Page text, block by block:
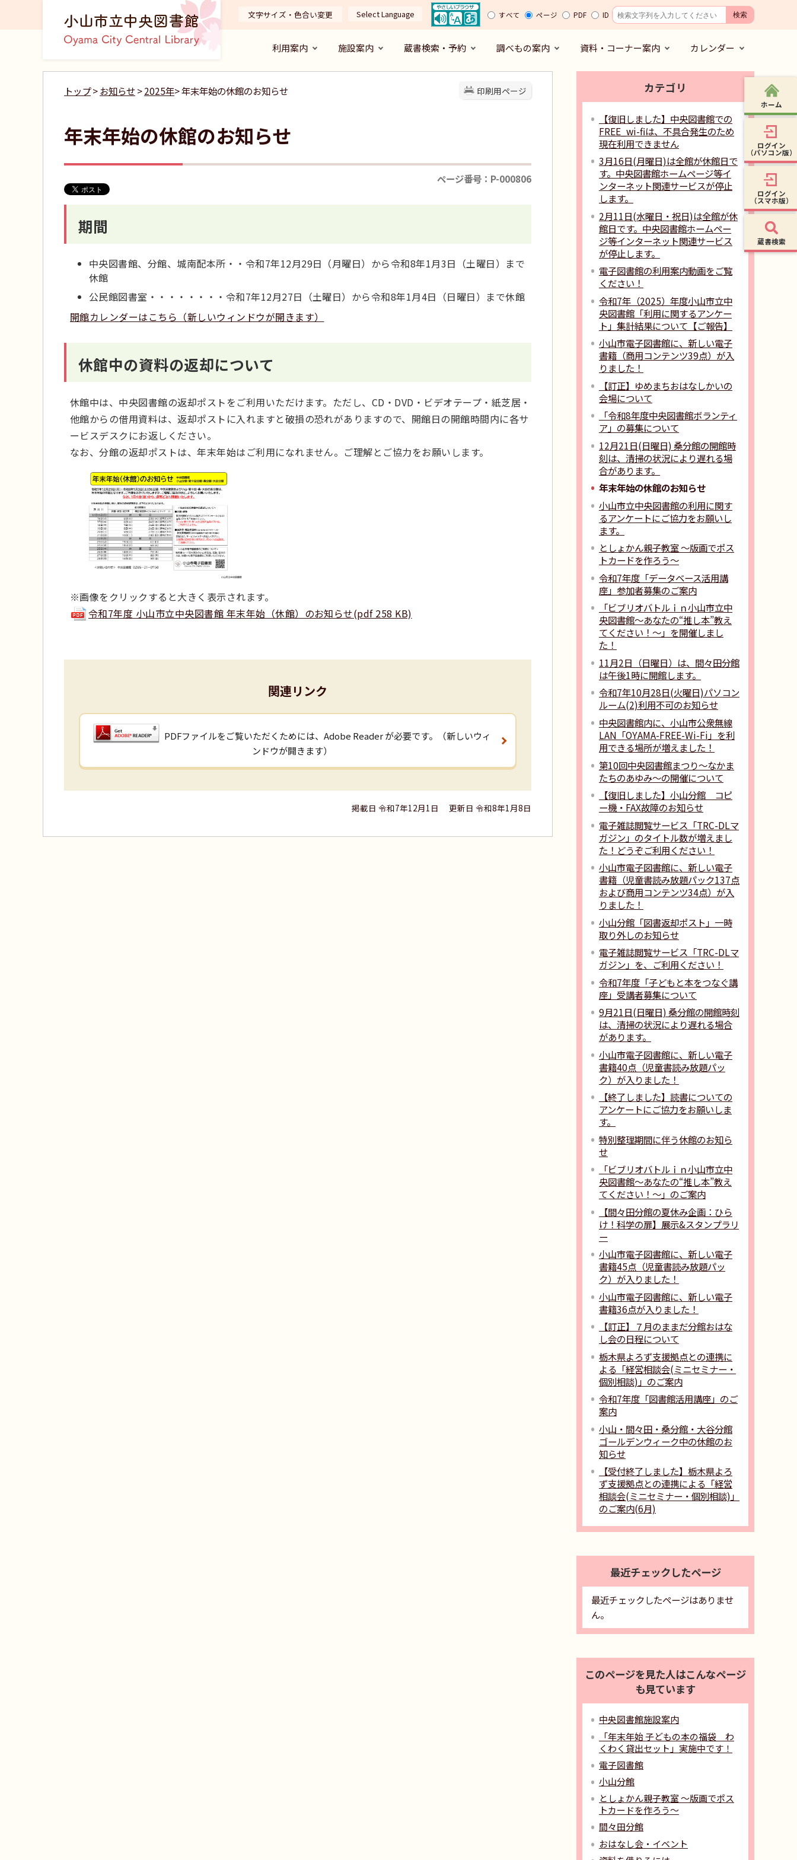
文字サイズ・色合い変更 Select Language すべて ページ PDF ID
利用案内 施設案内 蔵書検索・予約 調べもの案内 資料・コーナー案内 カレンダー
印刷用ページ
トップ>お知らせ>2025年> 年末年始の休館のお知らせ
年末年始の休館のお知らせ
ページ番号：P-000806
期間
中央図書館、分館、城南配本所・・令和7年12月29日（月曜日）から令和8年1月3日（土曜日）まで
休館
公民館図書室・・・・・・・・令和7年12月27日（土曜日）から令和8年1月4日（日曜日）まで休館
開館カレンダーはこちら（新しいウィンドウが開きます）
休館中の資料の返却について
休館中は、中央図書館の返却ポストをご利用いただけます。ただし、CD・DVD・ビデオテープ・紙芝居・
他館からの借用資料は、返却ポストに入れますと破損の恐れがありますので、開館日の開館時間内に各サ
ービスデスクにお返しください。
なお、分館の返却ポストは、年末年始はご利用になれません。ご理解とご協力をお願いします。
※画像をクリックすると大きく表示されます。
令和7年度 小山市立中央図書館 年末年始（休館）のお知らせ(pdf 258 KB)
関連リンク
PDFファイルをご覧いただくためには、Adobe Reader が必要です。（新しいウィ
ンドウが開きます）
掲載日 令和7年12月1日 更新日 令和8年1月8日
カテゴリ
【復旧しました】中央図書館での
FREE_wi-fiは、不具合発生のため
現在利用できません
3月16日(月曜日)は全館が休館日で
す。中央図書館ホームページ等イ
ンターネット関連サービスが停止
します。
2月11日(水曜日・祝日)は全館が休
館日です。中央図書館ホームペー
ジ等インターネット関連サービス
が停止します。
電子図書館の利用案内動画をご覧
ください！
令和7年（2025）年度小山市立中
央図書館「利用に関するアンケー
ト」集計結果について【ご報告】
小山市電子図書館に、新しい電子
書籍（商用コンテンツ39点）が入
りました！
【訂正】ゆめまちおはなしかいの
会場について
「令和8年度中央図書館ボランティ
ア」の募集について
12月21日(日曜日) 桑分館の開館時
刻は、清掃の状況により遅れる場
合があります。
年末年始の休館のお知らせ
小山市立中央図書館の利用に関す
るアンケートにご協力をお願いし
ます。
としょかん親子教室 ～版画でポス
トカードを作ろう～
令和7年度「データベース活用講
座」参加者募集のご案内
「ビブリオバトルｉｎ小山市立中
央図書館〜あなたの“推し本”教え
てください！〜」を開催しまし
た！
11月2日（日曜日）は、間々田分館
は午後1時に開館します。
令和7年10月28日(火曜日)パソコン
ルーム(2)利用不可のお知らせ
中央図書館内に、小山市公衆無線
LAN「OYAMA-FREE-Wi-Fi」を利
用できる場所が増えました！
第10回中央図書館まつり〜なかま
たちのあゆみ〜の開催について
【復旧しました】小山分館 コピ
ー機・FAX故障のお知らせ
電子雑誌閲覧サービス「TRC-DLマ
ガジン」のタイトル数が増えまし
た！どうぞご利用ください！
小山市電子図書館に、新しい電子
書籍（児童書読み放題パック137点
および商用コンテンツ34点）が入
りました！
小山分館「図書返却ポスト」一時
取り外しのお知らせ
電子雑誌閲覧サービス「TRC-DLマ
ガジン」を、ご利用ください！
令和7年度「子どもと本をつなぐ講
座」受講者募集について
9月21日(日曜日) 桑分館の開館時刻
は、清掃の状況により遅れる場合
があります。
小山市電子図書館に、新しい電子
書籍40点（児童書読み放題パッ
ク）が入りました！
【終了しました】読書についての
アンケートにご協力をお願いしま
す。
特別整理期間に伴う休館のお知ら
せ
「ビブリオバトルｉｎ小山市立中
央図書館〜あなたの“推し本”教え
てください！〜」のご案内
【間々田分館の夏休み企画：ひら
け！科学の扉】展示&スタンプラリ
ー
小山市電子図書館に、新しい電子
書籍45点（児童書読み放題パッ
ク）が入りました！
小山市電子図書館に、新しい電子
書籍36点が入りました！
【訂正】７月のままだ分館おはな
し会の日程について
栃木県よろず支援拠点との連携に
よる「経営相談会(ミニセミナー・
個別相談)」のご案内
令和7年度「図書館活用講座」のご
案内
小山・間々田・桑分館・大谷分館
ゴールデンウィーク中の休館のお
知らせ
【受付終了しました】栃木県よろ
ず支援拠点との連携による「経営
相談会(ミニセミナー・個別相談)」
のご案内(6月)
最近チェックしたページ
最近チェックしたページはありませ
ん。
このページを見た人はこんなページ
も見ています
中央図書館施設案内
「年末年始 子どもの本の福袋 わ
くわく貸出セット」実施中です！
電子図書館
小山分館
としょかん親子教室 ～版画でポス
トカードを作ろう～
間々田分館
おはなし会・イベント
ホーム
ログイン
（パソコン版）
ログイン
（スマホ版）
蔵書検索